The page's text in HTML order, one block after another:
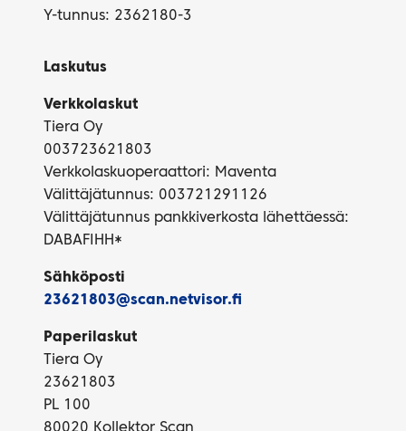
Y-tunnus: 2362180-3
Laskutus
Verkkolaskut
Tiera Oy
003723621803
Verkkolaskuoperaattori: Maventa
Välittäjätunnus: 003721291126
Välittäjätunnus pankkiverkosta lähettäessä:
DABAFIHH*
Sähköposti
23621803@scan.netvisor.fi
Paperilaskut
Tiera Oy
23621803
PL 100